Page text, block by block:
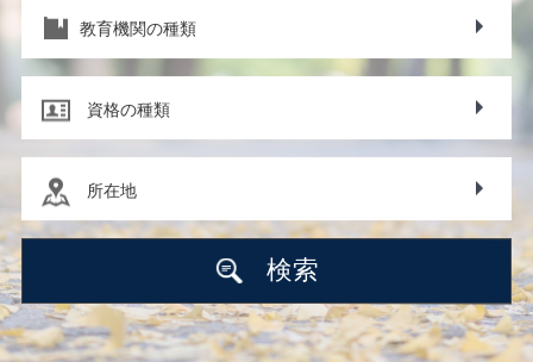
教育機関の種類
資格の種類
所在地
検索